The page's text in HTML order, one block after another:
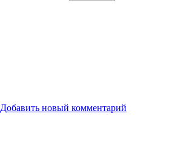
Добавить новый комментарий